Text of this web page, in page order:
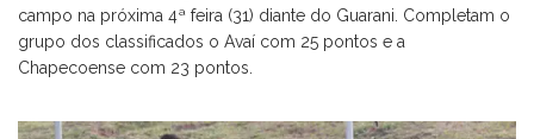
campo na próxima 4ª feira (31) diante do Guarani. Completam o
grupo dos classificados o Avaí com 25 pontos e a
Chapecoense com 23 pontos.